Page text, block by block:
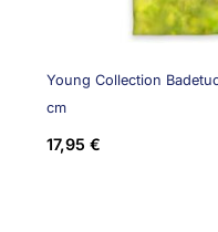
Young Collection
cm
17,95 €